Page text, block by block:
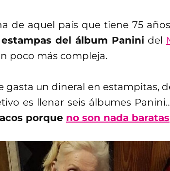
de aquel país que tiene 75
del álbum Panini del
poco más compleja.
gasta un dineral en estampitas,
es llenar seis álbumes
porque no son nada baratas